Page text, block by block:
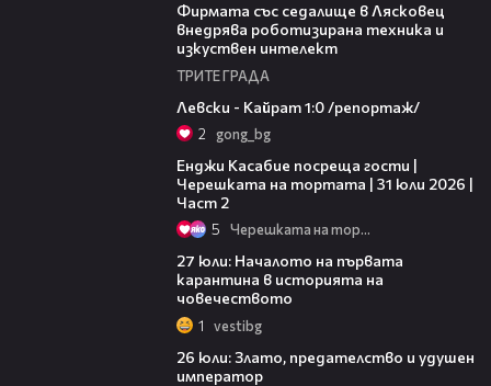
Фирмата със седалище в Лясковец
внедрява роботизирана техника и
изкуствен интелект
ТРИТЕ ГРАДА
Левски - Кайрат 1:0 /репортаж/
2 gong_bg
Енджи Касабие посреща гости |
Черешката на тортата | 31 юли 2026 |
Част 2
5 Черешката на тортата
27 юли: Началото на първата
карантина в историята на
човечеството
1 vestibg
26 юли: Злато, предателство и удушен
император